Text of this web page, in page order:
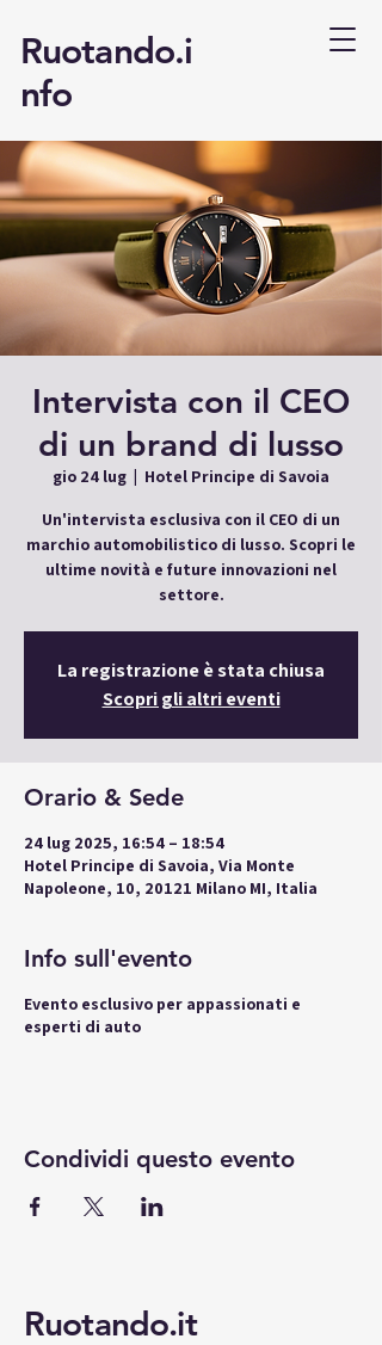
Ruotando.i
nfo
Intervista con il CEO
di un brand di lusso
gio 24 lug
  |
Hotel Principe di Savoia
Un'intervista esclusiva con il CEO di un
marchio automobilistico di lusso. Scopri le
ultime novità e future innovazioni nel
settore.
La registrazione è stata chiusa
Scopri gli altri eventi
Orario & Sede
24 lug 2025, 16:54 – 18:54
Hotel Principe di Savoia, Via Monte
Napoleone, 10, 20121 Milano MI, Italia
Info sull'evento
Evento esclusivo per appassionati e
esperti di auto
Condividi questo evento
Ruotando.it